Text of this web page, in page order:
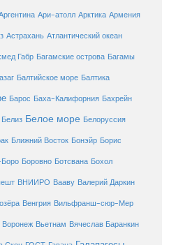
Ари-атолл Арктика Армения
Астрахань Атлантический океан
Габр Багамские острова Багамы
Балтийское море Балтика
Барос Баха-Калифорния Бахрейн
Белиз Белое море Белоруссия
Ближний Восток Бонэйр Борис
Боровно Ботсвана Бохол
ВНИИРО Вааву Валерий Даркин
Венгрия Вильфранш-сюр-Мер
Воронеж Вьетнам Вячеслав Баранкин